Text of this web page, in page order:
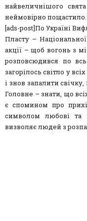
найвеличнішого
неймовірно пощастило.
[ads-post]По Україні
Пласту – Національної
акції – щоб вогонь з
розповсюдився по
загорілось світло у
і знов запалити
Головне – знати, що
є спомином про
символом любові та
визволяє людей з